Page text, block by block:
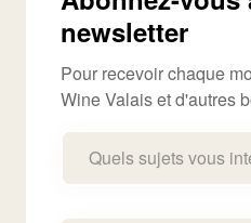
newsletter
Pour recevoir chaque
Wine Valais et d'autres
Quels sujets vous